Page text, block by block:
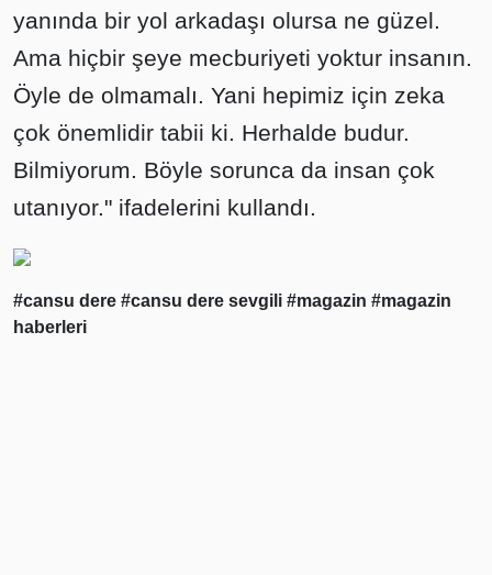
yanında bir yol arkadaşı olursa ne güzel.
Ama hiçbir şeye mecburiyeti yoktur insanın.
Öyle de olmamalı. Yani hepimiz için zeka
çok önemlidir tabii ki. Herhalde budur.
Bilmiyorum. Böyle sorunca da insan çok
utanıyor." ifadelerini kullandı.
#cansu dere #cansu dere sevgili #magazin #magazin
haberleri